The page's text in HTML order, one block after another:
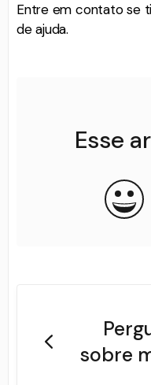
Entre em contato se
de ajuda.
Esse
sobre